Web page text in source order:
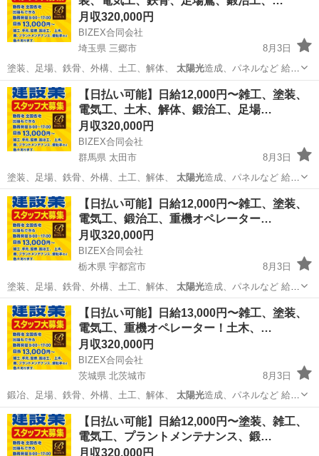
月収320,000円
BIZEX合同会社
埼玉県 三郷市
8月3日
塗装、足場、鉄骨、外構、土工、解体、 太陽光造成、パネルなど 給
料、未経験者12…
埼玉 三郷市 その他 協力会社
【日払い可能】日給12,000円〜雑工、塗装、
電気工、土木、解体、鍛治工、足場…
月収320,000円
BIZEX合同会社
群馬県 太田市
8月3日
塗装、足場、鉄骨、外構、土工、解体、 太陽光造成、パネルなど 給
料、未経験者12…
群馬 太田市 その他 鉄骨鳶
【日払い可能】日給12,000円〜雑工、塗装、
電気工、鍛治工、重機オペレーター…
月収320,000円
BIZEX合同会社
栃木県 宇都宮市
8月3日
塗装、足場、鉄骨、外構、土工、解体、 太陽光造成、パネルなど 給
料、未経験者12…
栃木 宇都宮市 その他 鉄骨鳶
【日払い可能】日給13,000円〜雑工、塗装、
電気工、重機オペレーター！土木、…
月収320,000円
BIZEX合同会社
茨城県 北茨城市
8月3日
鍛冶、足場、鉄骨、外構、土工、解体、 太陽光造成、パネルなど 給
料、未経験者13…
茨城 北茨城市 その他 協力会社
【日払い可能】日給12,000円〜塗装、雑工、
電気工、プラントメンテナンス、鍛…
月収320,000円